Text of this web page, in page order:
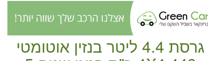
גרסת 4.4 ליטר בנזין אוטומטי